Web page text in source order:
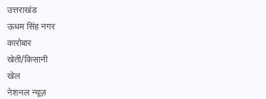
उत्तराखंड
ऊधम सिंह नगर
कारोबार
खेती/किसानी
खेल
नेशनल न्यूज़